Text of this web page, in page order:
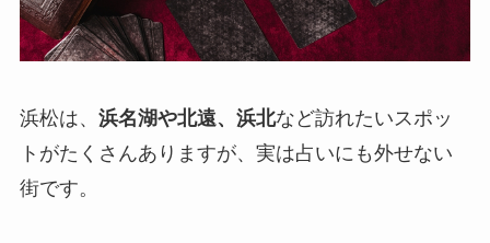
浜松は、 浜名湖や北遠、浜北など訪れたいスポッ
トがたくさんありますが、実は占いにも外せない
街です。